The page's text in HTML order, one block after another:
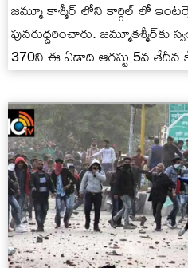
జమ్మూ కాశ్మీర్ లోని కార్గిల్ లో
పునరుధ్దరించారు. జమ్మూకశ్మీర్‌కు
370ని ఈ ఏడాది ఆగస్టు 5వ తేదీన